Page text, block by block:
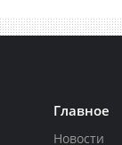
Главное
Новости